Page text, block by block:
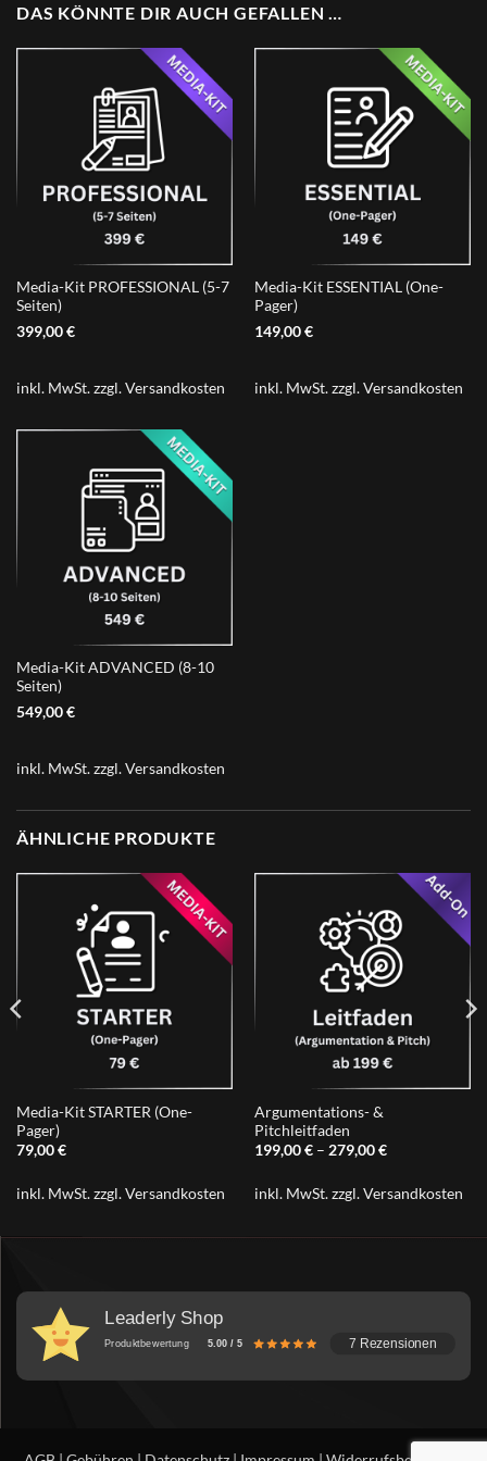
DAS KÖNNTE DIR AUCH GEFALLEN …
Media-Kit PROFESSIONAL (5-7
Seiten)
399,00€
inkl. MwSt.zzgl.Versandkosten
Media-Kit ESSENTIAL (One-
Pager)
149,00€
inkl. MwSt.zzgl.Versandkosten
Media-Kit ADVANCED (8-10
Seiten)
549,00€
inkl. MwSt.zzgl.Versandkosten
ÄHNLICHE PRODUKTE
Media-Kit STARTER (One-
Pager)
79,00€
inkl. MwSt.zzgl.Versandkosten
Argumentations- &
Pitchleitfaden
199,00€– 279,00€
inkl. MwSt.zzgl.Versandkosten
Leaderly Shop
Produktbewertung 5.00 / 5 7 Rezensionen